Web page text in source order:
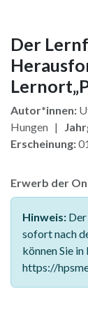
Der
Autor*innen:
Hungen |
Erscheinung:
Erwerb der
Hinweis:
sofort nach
können Sie
https://